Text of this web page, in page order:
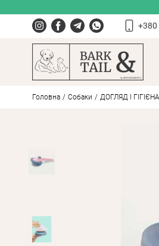
+380
Головна Собаки ДОГЛЯД І ГІГІЄНА